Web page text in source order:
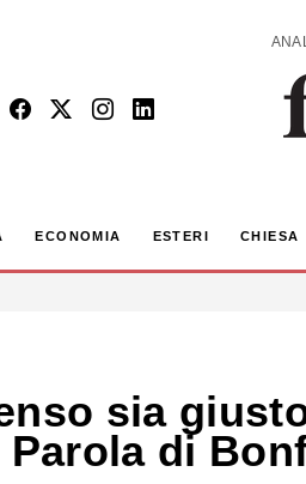
ECONOMIA ESTERI CHIESA
sia
di